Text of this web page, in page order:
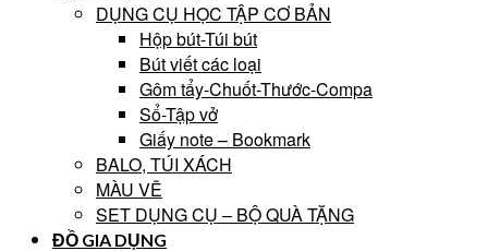
DỤNG CỤ HỌC TẬP CƠ BẢN
Hộp bút-Túi bút
Bút viết các loại
Gôm tẩy-Chuốt-Thước-Compa
Sổ-Tập vở
Giấy note – Bookmark
BALO, TÚI XÁCH
MÀU VẼ
SET DỤNG CỤ – BỘ QUÀ TẶNG
ĐỒ GIA DỤNG